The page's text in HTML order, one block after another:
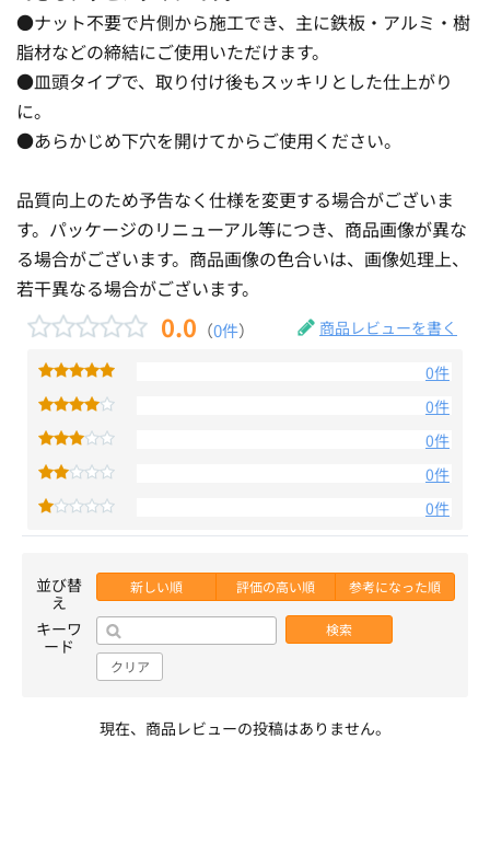
●ナット不要で片側から施工でき、主に鉄板・アルミ・樹
脂材などの締結にご使用いただけます。
●皿頭タイプで、取り付け後もスッキリとした仕上がり
に。
●あらかじめ下穴を開けてからご使用ください。
品質向上のため予告なく仕様を変更する場合がございま
す。パッケージのリニューアル等につき、商品画像が異な
る場合がございます。商品画像の色合いは、画像処理上、
若干異なる場合がございます。
0.0 （0件） 商品レビューを書く
0件
0件
0件
0件
0件
並び替
え
新しい順 評価の高い順 参考になった順
キーワ
ード
検索
クリア
現在、商品レビューの投稿はありません。